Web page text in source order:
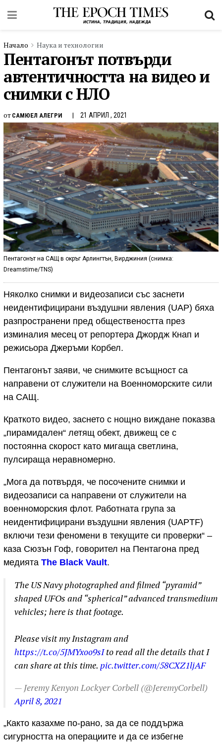
Начало Наука и технологии
Пентагонът потвърди
автентичността на видео и
снимки с НЛО
от САМЮЕЛ АЛЕГРИ 21 АПРИЛ , 2021
Пентагонът на САЩ в окръг Арлингтън, Вирджиния (снимка:
Dreamstime/TNS)
Няколко снимки и видеозаписи със заснети
неидентифицирани въздушни явления (UAP) бяха
разпространени пред обществеността през
изминалия месец от репортера Джордж Кнап и
режисьора Джеръми Корбел.
Пентагонът заяви, че снимките всъщност са
направени от служители на Военноморските сили
на САЩ.
Краткото видео, заснето с нощно виждане показва
„пирамидален“ летящ обект, движещ се с
постоянна скорост като мигаща светлина,
пулсираща неравномерно.
„Мога да потвърдя, че посочените снимки и
видеозаписи са направени от служители на
военноморския флот. Работната група за
неидентифицирани въздушни явления (UAPTF)
включи тези феномени в текущите си проверки“ –
каза Сюзън Гоф, говорител на Пентагона пред
медията Тhe Black Vault.
The US Navy photographed and filmed “pyramid”
shaped UFOs and “spherical” advanced transmedium
vehicles; here is that footage.
Please visit my Instagram and
https://t.co/5JMYxoo9sIto read all the details that I
can share at this time. pic.twitter.com/58CXZ1ljAF
— Jeremy Kenyon Lockyer Corbell (@JeremyCorbell)
April 8, 2021
„Както казахме по-рано, за да се поддържа
сигурността на операциите и да се избегне